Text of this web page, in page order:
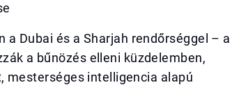
a Dubai és a Sharjah rendőrséggel – a
a bűnözés elleni küzdelemben,
mesterséges intelligencia alapú